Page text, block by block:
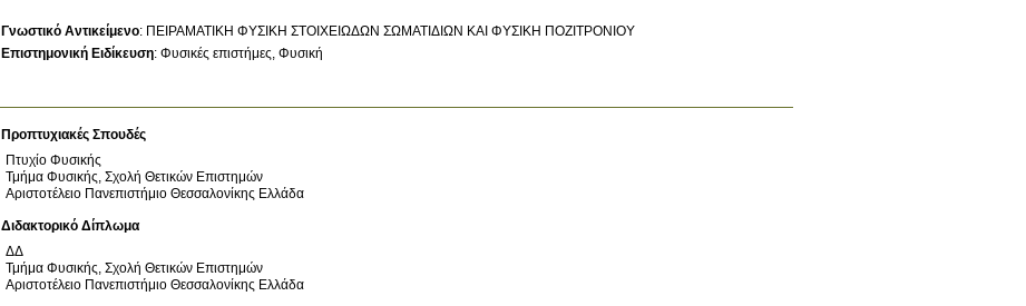
Γνωστικό Αντικείμενο: ΠΕΙΡΑΜΑΤΙΚΗ ΦΥΣΙΚΗ ΣΤΟΙΧΕΙΩΔΩΝ ΣΩΜΑΤΙΔΙΩΝ ΚΑΙ ΦΥΣΙΚΗ ΠΟΖΙΤΡΟΝΙΟΥ
Επιστημονική Ειδίκευση: Φυσικές επιστήμες Φυσική
Προπτυχιακές Σπουδές
Πτυχίο Φυσικής
Τμήμα Φυσικής, Σχολή Θετικών Επιστημών
Αριστοτέλειο Πανεπιστήμιο Θεσσαλονίκης Ελλάδα
Διδακτορικό Δίπλωμα
ΔΔ
Τμήμα Φυσικής, Σχολή Θετικών Επιστημών
Αριστοτέλειο Πανεπιστήμιο Θεσσαλονίκης Ελλάδα